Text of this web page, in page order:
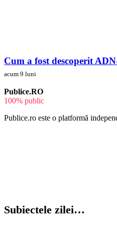
Cum a fost descoperit
acum 9 luni
Publice.RO
100% public
Publice.ro este o platformă
Subiectele zilei…